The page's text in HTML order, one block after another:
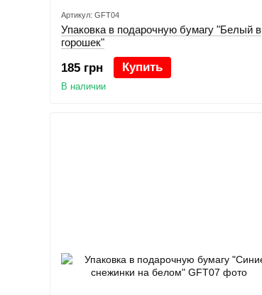
Артикул: GFT04
Упаковка в подарочную бумагу "Белый в
горошек"
185 грн Купить
В наличии